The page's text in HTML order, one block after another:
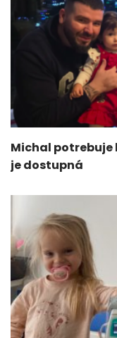
Michal potrebuje
je dostupná